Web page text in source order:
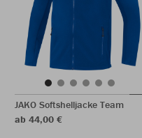
JAKO Softshelljacke Team
ab 44,00 €